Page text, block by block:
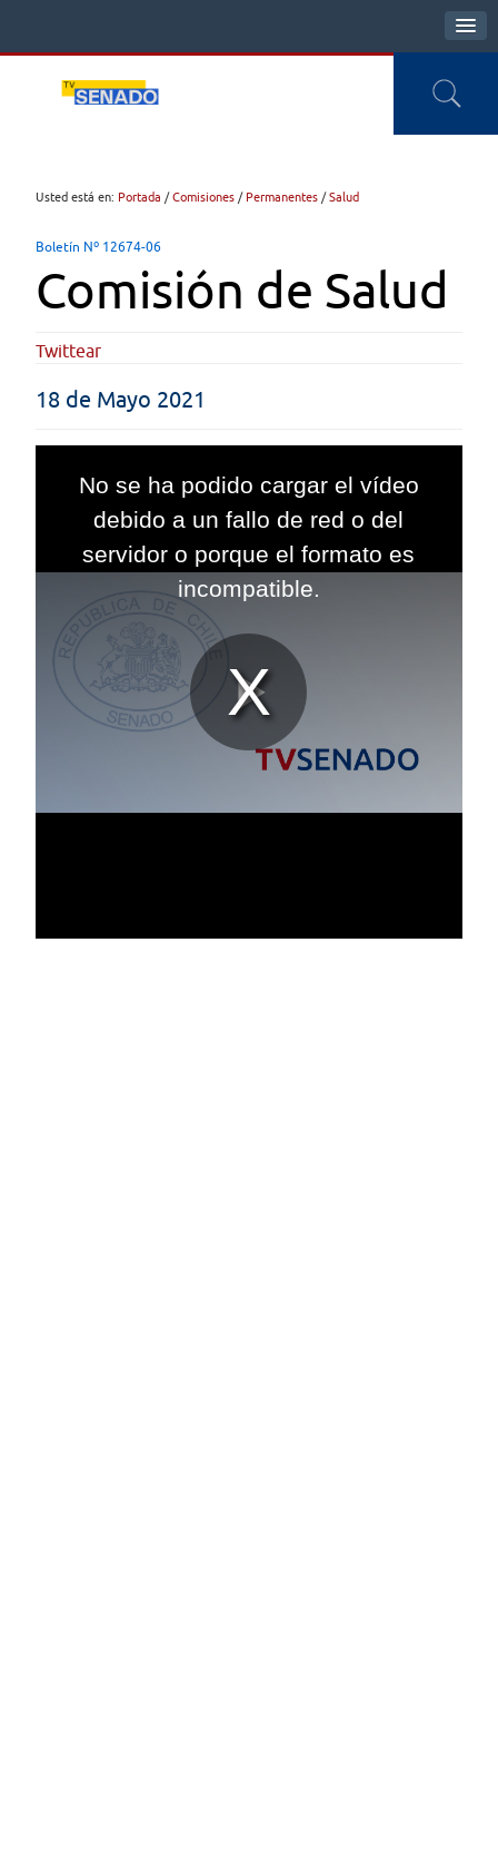
Usted está en: Portada /Comisiones / Permanentes /Salud
Boletín Nº 12674-06
Comisión de Salud
Twittear
18 de Mayo 2021
window.
No se ha podido cargar el vídeo
debido a un fallo de red o del
servidor o porque el formato es
incompatible.